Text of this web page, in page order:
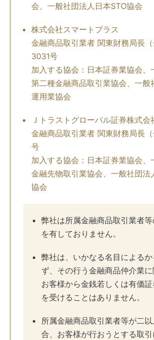
会、一般社団法人日本STO協会
株式会社スマートプラス
金融商品取引業者 関東財務局長
3031号
加入する協会：日本証券業協会、
第二種金融商品取引業協会、一般
運用業協会
Ｊトラストグローバル証券株式会
金融商品取引業者 関東財務局長
号
加入する協会：日本証券業協会、
金融先物取引業協会、一般社団法
協会
弊社は所属金融商品取引業者
を有しておりません。
弊社は、いかなる名目による
ず、その行う金融商品仲介業に
お客様から金銭若しくは有価
を受けることはありません。
所属金融商品取引業者等が二
合、お客様が行おうとする取引